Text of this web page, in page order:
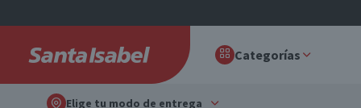
Categorías
Elige tu modo de entrega